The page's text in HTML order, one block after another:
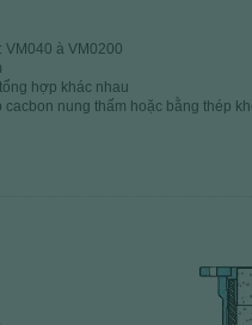
VM040 à VM0200
hợp khác nhau
nung thấm hoặc bằng thép
Vanne fermee